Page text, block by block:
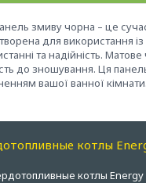
змиву чорна – це
для використання
та надійність.
до зношування. Ця
вашої ванної
котлы
котлы Energy